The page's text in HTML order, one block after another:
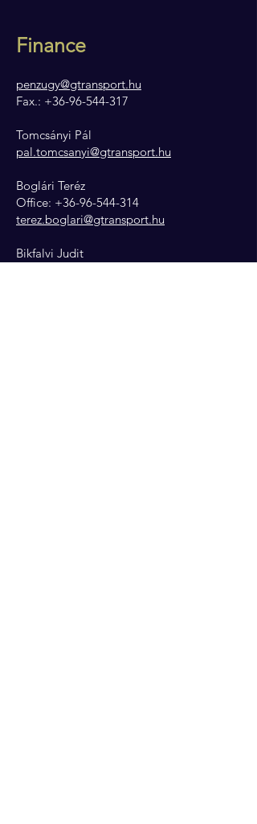
Finance
penzugy@gtransport.hu
Fax.: +36-96-544-317
Tomcsányi Pál
pal.tomcsanyi@gtransport.hu
Boglári Teréz
Office: +36-96-544-314
terez.boglari@gtransport.hu
Bikfalvi Judit